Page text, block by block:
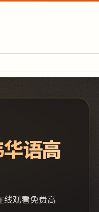
语高
线观看免费高